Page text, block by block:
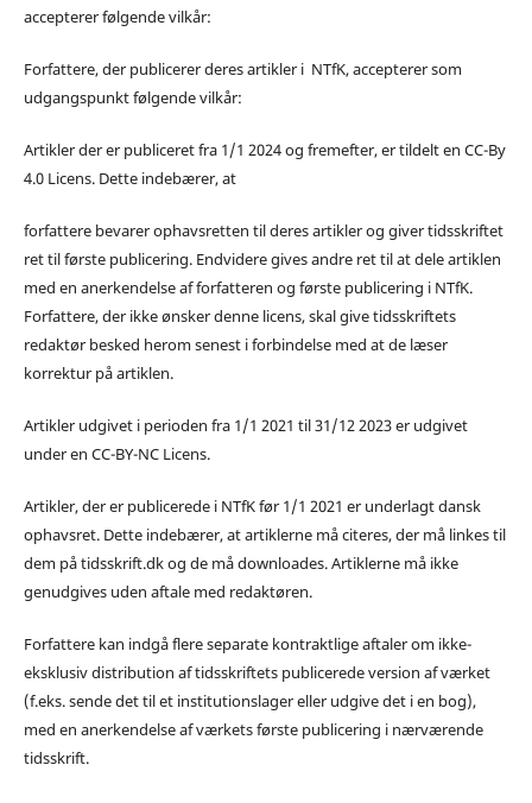
accepterer følgende vilkår:
Forfattere, der publicerer deres artikler i NTfK, accepterer som
udgangspunkt følgende vilkår:
Artikler der er publiceret fra 1/1 2024 og fremefter, er tildelt en CC-By
4.0 Licens. Dette indebærer, at
forfattere bevarer ophavsretten til deres artikler og giver tidsskriftet
ret til første publicering. Endvidere gives andre ret til at dele artiklen
med en anerkendelse af forfatteren og første publicering i NTfK.
Forfattere, der ikke ønsker denne licens, skal give tidsskriftets
redaktør besked herom senest i forbindelse med at de læser
korrektur på artiklen.
Artikler udgivet i perioden fra 1/1 2021 til 31/12 2023 er udgivet
under en CC-BY-NC Licens.
Artikler, der er publicerede i NTfK før 1/1 2021 er underlagt dansk
ophavsret. Dette indebærer, at artiklerne må citeres, der må linkes til
dem på tidsskrift.dk og de må downloades. Artiklerne må ikke
genudgives uden aftale med redaktøren.
Forfattere kan indgå flere separate kontraktlige aftaler om ikke-
eksklusiv distribution af tidsskriftets publicerede version af værket
(f.eks. sende det til et institutionslager eller udgive det i en bog),
med en anerkendelse af værkets første publicering i nærværende
tidsskrift.